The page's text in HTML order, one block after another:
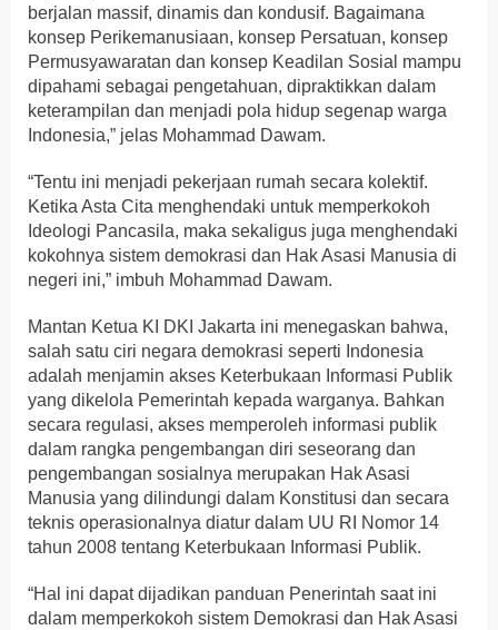
berjalan massif, dinamis dan kondusif. Bagaimana
konsep Perikemanusiaan, konsep Persatuan, konsep
Permusyawaratan dan konsep Keadilan Sosial mampu
dipahami sebagai pengetahuan, dipraktikkan dalam
keterampilan dan menjadi pola hidup segenap warga
Indonesia,” jelas Mohammad Dawam.
“Tentu ini menjadi pekerjaan rumah secara kolektif.
Ketika Asta Cita menghendaki untuk memperkokoh
Ideologi Pancasila, maka sekaligus juga menghendaki
kokohnya sistem demokrasi dan Hak Asasi Manusia di
negeri ini,” imbuh Mohammad Dawam.
Mantan Ketua KI DKI Jakarta ini menegaskan bahwa,
salah satu ciri negara demokrasi seperti Indonesia
adalah menjamin akses Keterbukaan Informasi Publik
yang dikelola Pemerintah kepada warganya. Bahkan
secara regulasi, akses memperoleh informasi publik
dalam rangka pengembangan diri seseorang dan
pengembangan sosialnya merupakan Hak Asasi
Manusia yang dilindungi dalam Konstitusi dan secara
teknis operasionalnya diatur dalam UU RI Nomor 14
tahun 2008 tentang Keterbukaan Informasi Publik.
“Hal ini dapat dijadikan panduan Penerintah saat ini
dalam memperkokoh sistem Demokrasi dan Hak Asasi